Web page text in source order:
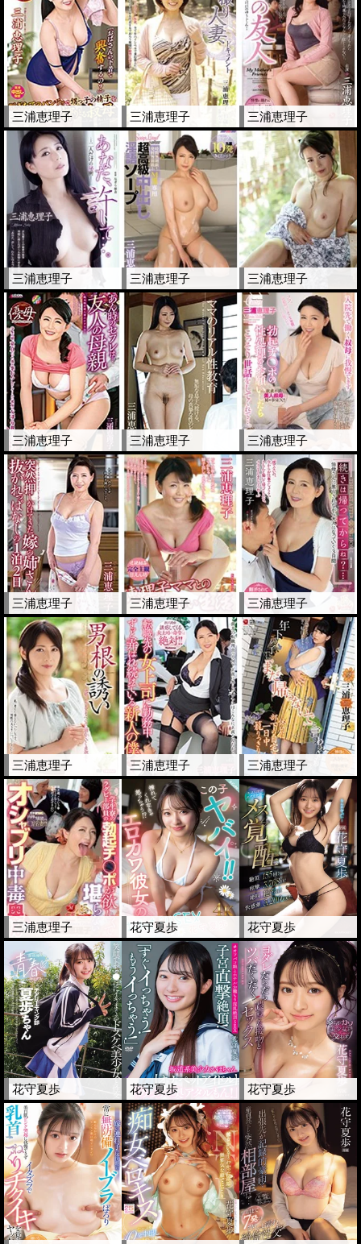
三浦恵理子 三浦恵理子 三浦恵理子
三浦恵理子 三浦恵理子 三浦恵理子
三浦恵理子 三浦恵理子 三浦恵理子
三浦恵理子 三浦恵理子 三浦恵理子
三浦恵理子 三浦恵理子 三浦恵理子
三浦恵理子 花守夏歩 花守夏歩
花守夏歩 花守夏歩 花守夏歩